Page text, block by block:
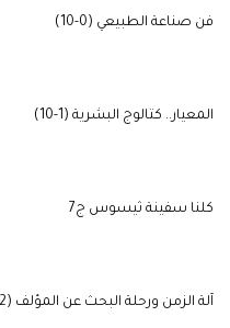
فن صناعة الطبيعي (0-10)
المعيار.. كتالوج البشرية (1-10)
كلنا سفينة ثيسوس ج7
آلة الزمن ورحلة البحث عن المؤلف (2-10)